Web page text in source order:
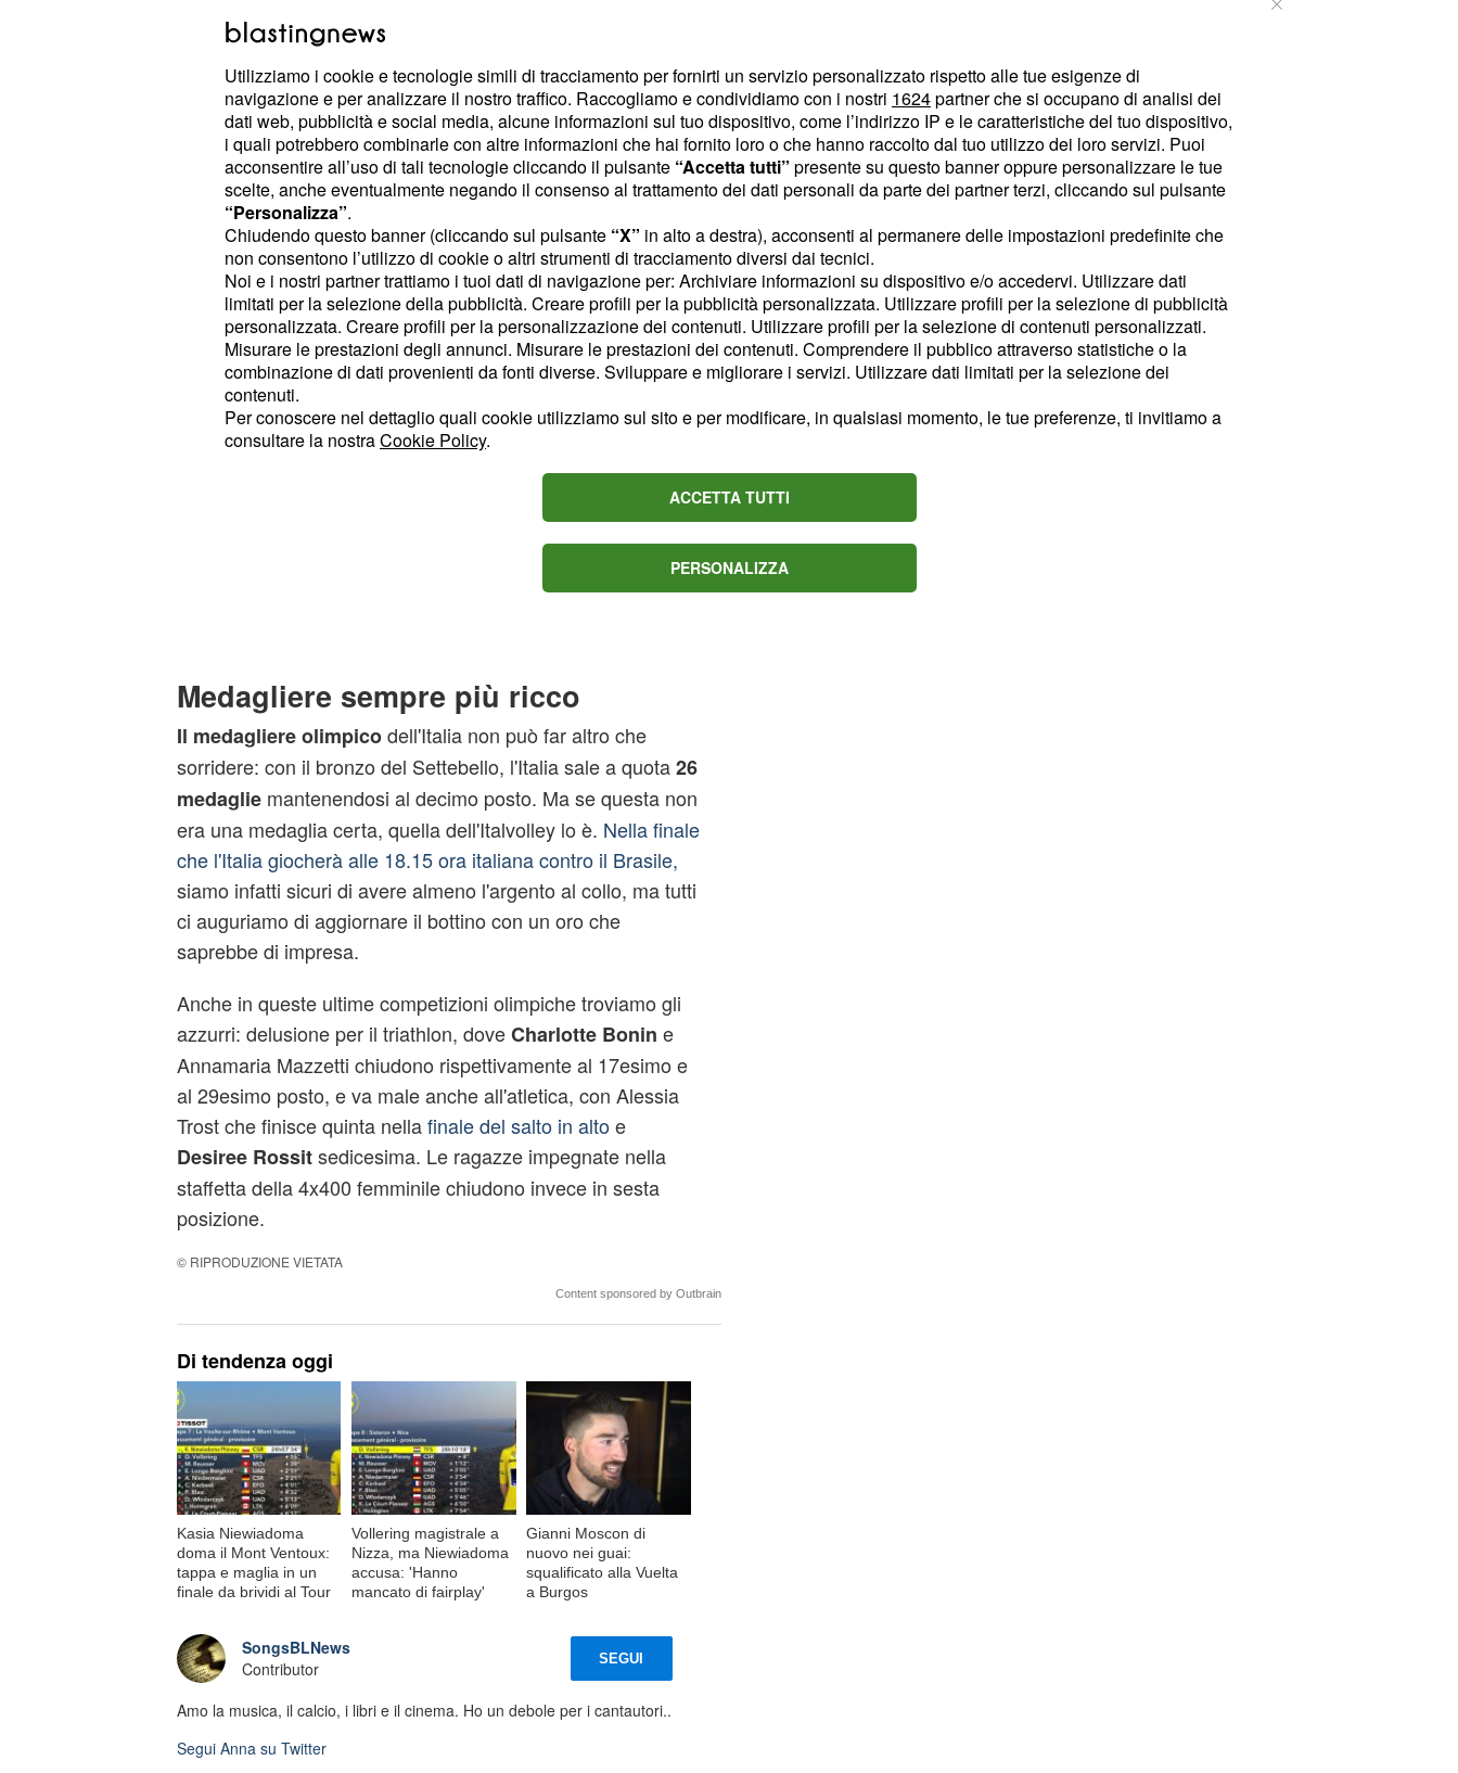
massimo vantaggio (11 - 8), c'è un black out nella squadra
azzurra di qualche minuto, e il tesoretto accumulato viene
sprecato: il Montenegro si rifà sotto e a pochi minuti dalla
fine c'è solo un goal di scarto (11 - 10). A spezzare la
resistenza degli avversari ci pensa Aicardi, a 35 secondi dal
termine, siglando il 12 - 10 che valeil bronzo. Doppietta
quindi peril Settebello, che sale di nuovo sul podio dopo le
Olimpiadi di Londra 2012, e doppietta per la pallanuoto
italiana, che porta entrambe le squadre a medaglia.
Medagliere sempre più ricco
Il medagliere olimpicodell'Italia non può far altro che
sorridere: con il bronzo del Settebello, l'Italia sale a quota26
medagliemantenendosi al decimo posto. Ma se questa non
era una medaglia certa, quella dell'Italvolley lo è. Nella finale
che l'Italia giocherà alle 18.15 ora italiana contro il Brasile,
siamo infatti sicuri di avere almeno l'argento al collo, ma tutti
ci auguriamo di aggiornare il bottino con un oro che
saprebbe di impresa.
Anche in queste ultime competizioni olimpiche troviamo gli
azzurri: delusione per il triathlon, doveCharlotte Bonin e
Annamaria Mazzetti chiudono rispettivamente al 17esimo e
al 29esimo posto, e va male anche all'atletica, con Alessia
Trost che finisce quinta nellafinale del salto in altoe
Desiree Rossitsedicesima. Le ragazze impegnate nella
staffetta della 4x400 femminile chiudono invece in sesta
posizione.
© RIPRODUZIONE VIETATA
Content sponsored by Outbrain
Di tendenza oggi
Kasia Niewiadoma
doma il Mont Ventoux:
tappa e maglia in un
finale da brividi al Tour
Vollering magistrale a
Nizza, ma Niewiadoma
accusa: 'Hanno
mancato di fairplay'
Gianni Moscon di
nuovo nei guai:
squalificato alla Vuelta
a Burgos
SongsBLNews
Contributor
SEGUI
Amo la musica, il calcio, i libri e il cinema. Ho un debole per i cantautori..
Segui Anna su Twitter
Utilizziamo i cookie e tecnologie simili di tracciamento per fornirti un servizio personalizzato rispetto alle tue esigenze di
navigazione e per analizzare il nostro traffico. Raccogliamo e condividiamo con i nostri 1624partner che si occupano di analisi dei
dati web, pubblicità e social media, alcune informazioni sul tuo dispositivo, come l’indirizzo IP e le caratteristiche del tuo dispositivo,
i quali potrebbero combinarle con altre informazioni che hai fornito loro o che hanno raccolto dal tuo utilizzo dei loro servizi. Puoi
acconsentire all’uso di tali tecnologie cliccando il pulsante “Accetta tutti” presente su questo banner oppure personalizzare le tue
scelte, anche eventualmente negando il consenso al trattamento dei dati personali da parte dei partner terzi, cliccando sul pulsante
“Personalizza”.
Chiudendo questo banner (cliccando sul pulsante “X” in alto a destra), acconsenti al permanere delle impostazioni predefinite che
non consentono l’utilizzo di cookie o altri strumenti di tracciamento diversi dai tecnici.
Noi e i nostri partner trattiamo i tuoi dati di navigazione per: Archiviare informazioni su dispositivo e/o accedervi. Utilizzare dati
limitati per la selezione della pubblicità. Creare profili per la pubblicità personalizzata. Utilizzare profili per la selezione di pubblicità
personalizzata. Creare profili per la personalizzazione dei contenuti. Utilizzare profili per la selezione di contenuti personalizzati.
Misurare le prestazioni degli annunci. Misurare le prestazioni dei contenuti. Comprendere il pubblico attraverso statistiche o la
combinazione di dati provenienti da fonti diverse. Sviluppare e migliorare i servizi. Utilizzare dati limitati per la selezione dei
contenuti.
Per conoscere nel dettaglio quali cookie utilizziamo sul sito e per modificare, in qualsiasi momento, le tue preferenze, ti invitiamo a
consultare la nostraCookie Policy.
ACCETTA TUTTI
PERSONALIZZA